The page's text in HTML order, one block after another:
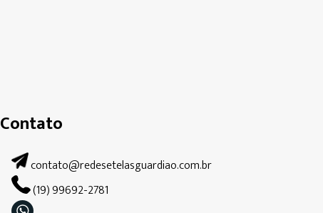
Contato
contato@redesetelasguardiao.com.br
(19) 99692-2781